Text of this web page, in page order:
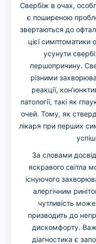
Свербіж в очах,
є поширеною
звертаються до
цієї
усунути
першопричину.
різними
реакції,
патології, такі як
очей. Тому, як
лікаря при перших
За словами
яскравого світла
існуючого
алергічним
чутливість
призводить до
дискомфорту.
діагностика є